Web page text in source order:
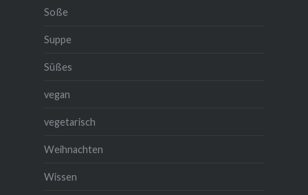
Soße
Suppe
Süßes
vegan
vegetarisch
Weihnachten
Wissen